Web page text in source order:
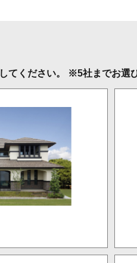
てください。 ※5社までお選